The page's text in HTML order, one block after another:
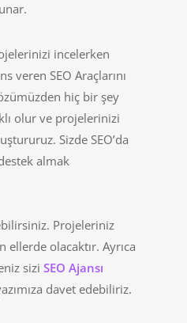
incelerken
veren SEO Araçlarını
hiç bir şey
olur ve projelerinizi
Sizde SEO’da
almak
Projeleriniz
olacaktır. Ayrıca
sizi SEO Ajansı
davet edebiliriz.